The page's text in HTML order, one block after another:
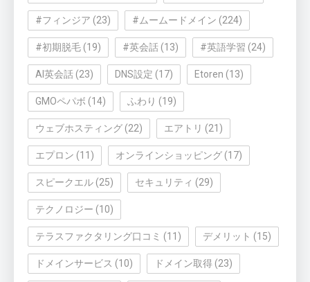
#フィンジア (23) #ムームードメイン (224)
#初期脱毛 (19) #英会話 (13) #英語学習 (24)
AI英会話 (23) DNS設定 (17) Etoren (13)
GMOペパボ (14) ふわり (19)
ウェブホスティング (22) エアトリ (21)
エプロン (11) オンラインショッピング (17)
スピークエル (25) セキュリティ (29)
テクノロジー (10)
テラスファクタリング口コミ (11) デメリット (15)
ドメインサービス (10) ドメイン取得 (23)